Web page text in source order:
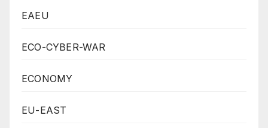
EAEU
ECO-CYBER-WAR
ECONOMY
EU-EAST